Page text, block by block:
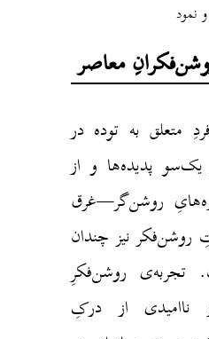
نمود
معاصر
متعلق به توده در
پدیده‌ها و از
روشن‌گر—غرق
نیز چندان
تجربه‌ی روشن‌فکرِ
ناامیدی از درکِ